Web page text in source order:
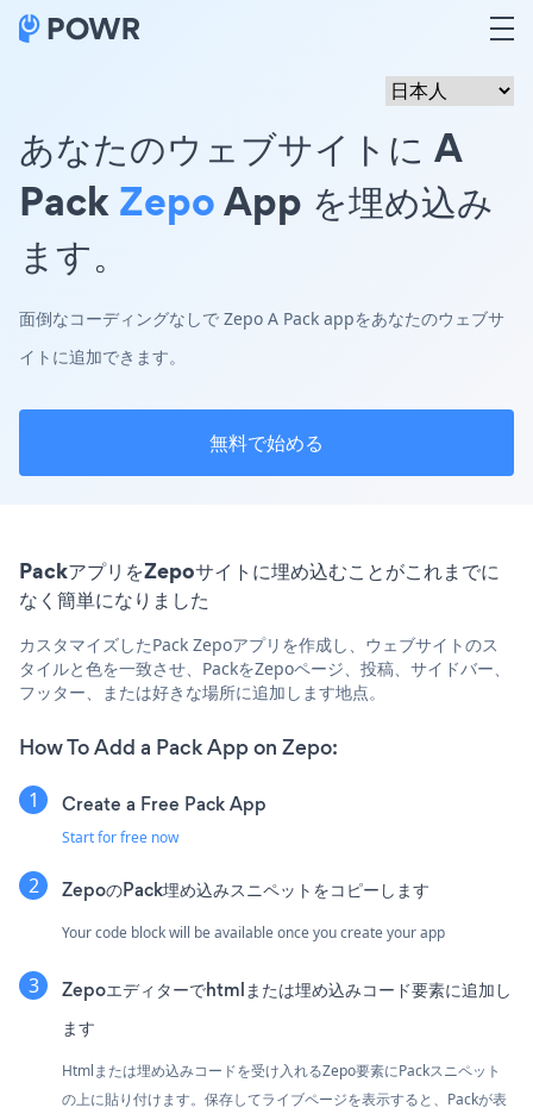
あなたのウェブサイトに A
PackZepoApp を埋め込み
ます。
面倒なコーディングなしで Zepo A Pack appをあなたのウェブサ
イトに追加できます。
無料で始める
PackアプリをZepoサイトに埋め込むことがこれまでに
なく簡単になりました
カスタマイズしたPack Zepoアプリを作成し、ウェブサイトのス
タイルと色を一致させ、PackをZepoページ、投稿、サイドバー、
フッター、または好きな場所に追加します地点。
How To Add a Pack App on Zepo:
Create a Free Pack App
Start for free now
ZepoのPack埋め込みスニペットをコピーします
Your code block will be available once you create your app
Zepoエディターでhtmlまたは埋め込みコード要素に追加し
ます
Htmlまたは埋め込みコードを受け入れるZepo要素にPackスニペット
の上に貼り付けます。保存してライブページを表示すると、Packが表